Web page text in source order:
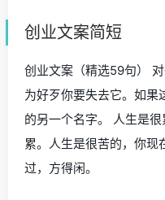
创业文案简短
创业文案（精选59句）
为好歹你要失去它。如果
的另一个名字。 人生是
累。人生是很苦的，你现
过，方得闲。